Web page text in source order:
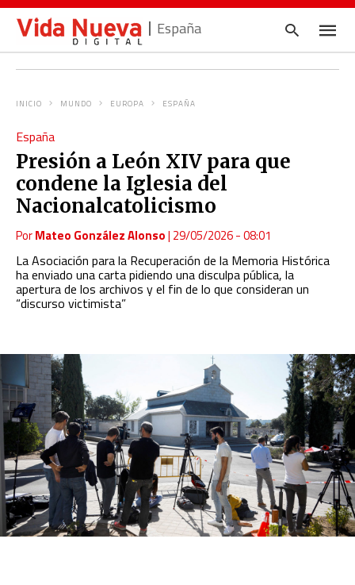
España
INICIO MUNDO EUROPA ESPAÑA
España
Presión a León XIV para que
condene la Iglesia del
Nacionalcatolicismo
PorMateo González Alonso| 29/05/2026 - 08:01
La Asociación para la Recuperación de la Memoria Histórica
ha enviado una carta pidiendo una disculpa pública, la
apertura de los archivos y el fin de lo que consideran un
“discurso victimista”